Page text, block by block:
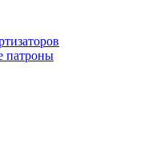
патроны